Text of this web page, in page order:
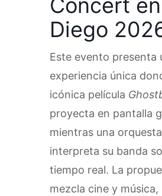
Concert
Diego
Este evento presenta
experiencia única
icónica película
proyecta en pantalla
mientras una
interpreta su banda
tiempo real. La
mezcla cine y música,